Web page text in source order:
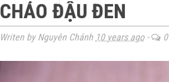
CHÁO ĐẬU ĐEN
Writen by Nguyên Chánh 10 years ago-